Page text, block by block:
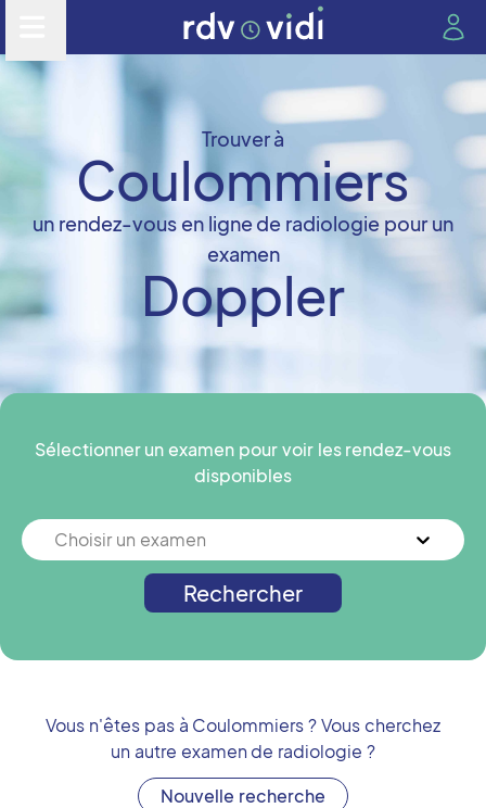
Trouver à
Coulommiers
un rendez-vous en ligne de radiologie pour un
examen
Doppler
Sélectionner un examen pour voir les rendez-vous
disponibles
Choisir un examen
Rechercher
Vous n'êtes pas à Coulommiers? Vous cherchez
un autre examen de radiologie ?
Nouvelle recherche